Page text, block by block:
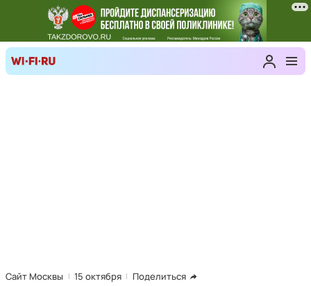
Сайт Москвы 15 октября Поделиться